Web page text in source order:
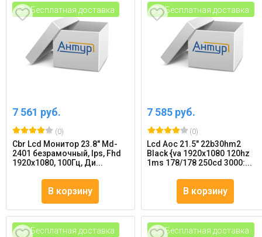
Бесплатная доставка
7 561 руб.
(0)
Cbr Lcd Монитор 23.8" Md-
2401 безрамочный, Ips, Fhd
1920x1080, 100Гц, Ди...
В корзину
Бесплатная доставка
7 585 руб.
(0)
Lcd Aoc 21.5" 22b30hm2
Black {va 1920x1080 120hz
1ms 178/178 250cd 3000:...
В корзину
Бесплатная доставка Бесплатная доставка